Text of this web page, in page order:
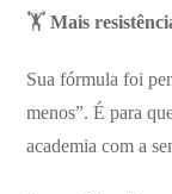
🏋️Mais
Sua fórmula foi
menos”. É para
academia com a